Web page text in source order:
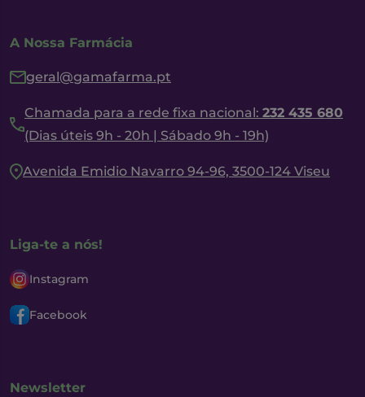
A Nossa Farmácia
geral@gamafarma.pt
Chamada para a rede fixa nacional: 232 435 680
(Dias úteis 9h - 20h | Sábado 9h - 19h)
Avenida Emidio Navarro 94-96, 3500-124 Viseu
Liga-te a nós!
Instagram
Facebook
Newsletter